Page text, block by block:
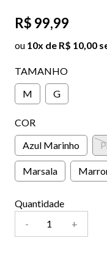
R$ 99,99
ou 10x de R$ 10,00
TAMANHO
M
G
COR
Azul Marinho
Marsala
Quantidade
-
+